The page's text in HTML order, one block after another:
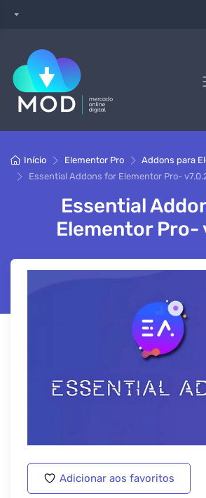
Início Elementor Pro
Addons para
Essential Addons for Elementor Pro-
Essential
Elementor Pro-
Adicionar aos favoritos